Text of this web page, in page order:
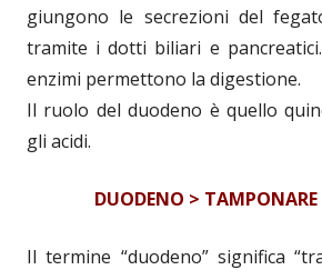
giungono le secrezioni del
tramite i dotti biliari e
enzimi permettono la digestione.
Il ruolo del duodeno è quello
gli acidi.
DUODENO >
Il termine “duodeno” significa